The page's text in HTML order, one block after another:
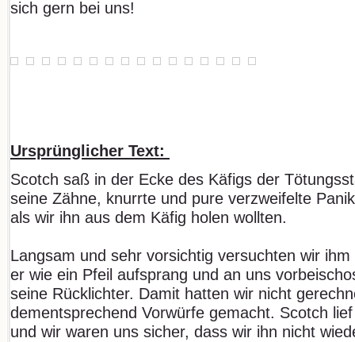
sich gern bei uns!
Ursprünglicher Text:
Scotch saß in der Ecke des Käfigs der
seine Zähne, knurrte und pure verzweifelte
als wir ihn aus dem Käfig holen wollten.
Langsam und sehr vorsichtig versuchten wir
er wie ein Pfeil aufsprang und an uns
seine Rücklichter. Damit hatten wir nicht
dementsprechend Vorwürfe gemacht. Scotch
und wir waren uns sicher, dass wir ihn nicht